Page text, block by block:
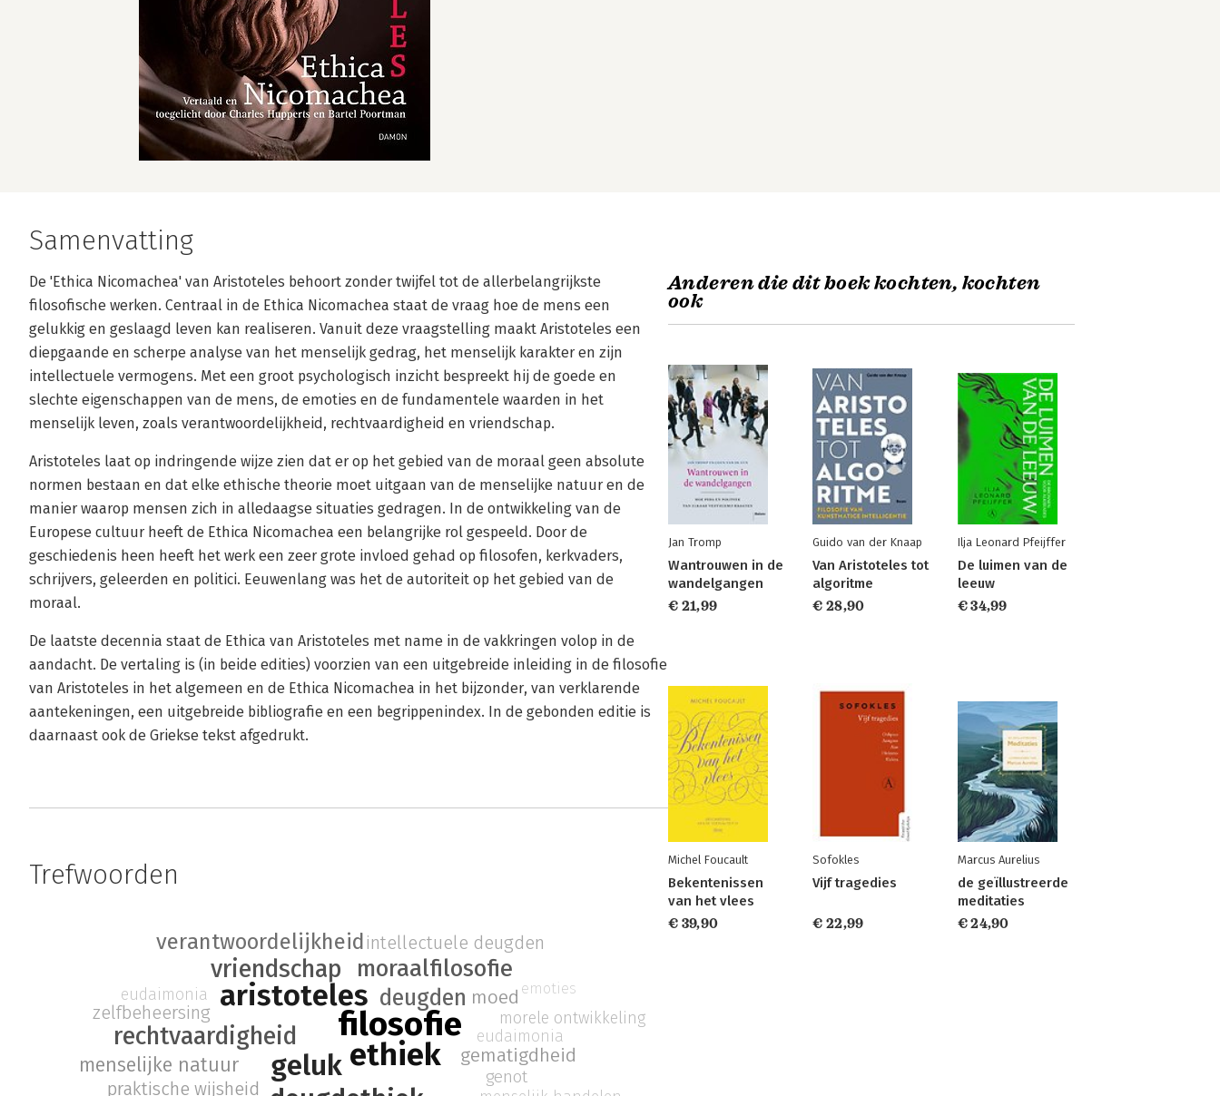
Samenvatting
De 'Ethica Nicomachea' van Aristoteles behoort zonder twijfel tot de allerbelangrijkste
filosofische werken. Centraal in de Ethica Nicomachea staat de vraag hoe de mens een
gelukkig en geslaagd leven kan realiseren. Vanuit deze vraagstelling maakt Aristoteles een
diepgaande en scherpe analyse van het menselijk gedrag, het menselijk karakter en zijn
intellectuele vermogens. Met een groot psychologisch inzicht bespreekt hij de goede en
slechte eigenschappen van de mens, de emoties en de fundamentele waarden in het
menselijk leven, zoals verantwoordelijkheid, rechtvaardigheid en vriendschap.
Aristoteles laat op indringende wijze zien dat er op het gebied van de moraal geen absolute
normen bestaan en dat elke ethische theorie moet uitgaan van de menselijke natuur en de
manier waarop mensen zich in alledaagse situaties gedragen. In de ontwikkeling van de
Europese cultuur heeft de Ethica Nicomachea een belangrijke rol gespeeld. Door de
geschiedenis heen heeft het werk een zeer grote invloed gehad op filosofen, kerkvaders,
schrijvers, geleerden en politici. Eeuwenlang was het de autoriteit op het gebied van de
moraal.
De laatste decennia staat de Ethica van Aristoteles met name in de vakkringen volop in de
aandacht. De vertaling is (in beide edities) voorzien van een uitgebreide inleiding in de filosofie
van Aristoteles in het algemeen en de Ethica Nicomachea in het bijzonder, van verklarende
aantekeningen, een uitgebreide bibliografie en een begrippenindex. In de gebonden editie is
daarnaast ook de Griekse tekst afgedrukt.
Trefwoorden
filosofie
ethiek
aristoteles
geluk
rechtvaardigheid
vriendschap
deugden
moraalfilosofie
verantwoordelijkheid
praktische wijsheid
menselijke natuur gematigdheid
moed
intellectuele deugden
morele ontwikkeling
genot
zelfbeheersing
eudaimonia
eudaimonia emoties
Anderen die dit boek kochten, kochten
ook
Jan Tromp
Wantrouwen in de
wandelgangen
€ 21,99
Guido van der Knaap
Van Aristoteles tot
algoritme
€ 28,90
Ilja Leonard Pfeijffer
De luimen van de
leeuw
€ 34,99
Michel Foucault
Bekentenissen
van het vlees
€ 39,90
Sofokles
Vijf tragedies
€ 22,99
Marcus Aurelius
de geïllustreerde
meditaties
€ 24,90